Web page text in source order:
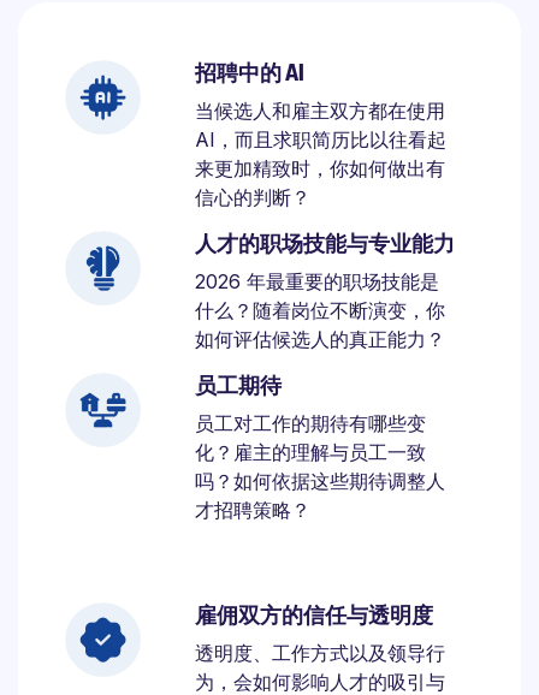
招聘中的 AI
当候选人和雇主双方都在使用
AI，而且求职简历比以往看起
来更加精致时，你如何做出有
信心的判断？
人才的职场技能与专业能力
2026 年最重要的职场技能是
什么？随着岗位不断演变，你
如何评估候选人的真正能力？
员工期待
员工对工作的期待有哪些变
化？雇主的理解与员工一致
吗？如何依据这些期待调整人
才招聘策略？
雇佣双方的信任与透明度
透明度、工作方式以及领导行
为，会如何影响人才的吸引与